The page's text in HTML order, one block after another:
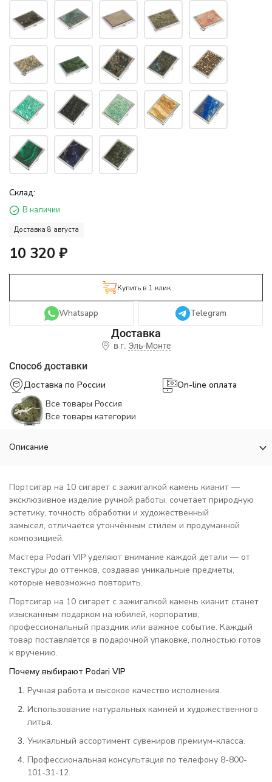
Склад:
В наличии
Доставка 8 августа
10 320 ₽
Купить в 1 клик
Whatsapp Telegram
в г. Эль-Монте
Способ доставки
Доставка по России
On-line оплата
Все товары Россия
Все товары категории
Описание
Портсигар на 10 сигарет с зажигалкой камень кианит —
эксклюзивное изделие ручной работы, сочетает природную
эстетику, точность обработки и художественный
замысел, отличается утончённым стилем и продуманной
композицией.
Мастера Podari VIP уделяют внимание каждой детали — от
текстуры до оттенков, создавая уникальные предметы,
которые невозможно повторить.
Портсигар на 10 сигарет с зажигалкой камень кианит станет
изысканным подарком на юбилей, корпоратив,
профессиональный праздник или важное событие. Каждый
товар поставляется в подарочной упаковке, полностью готов
к вручению.
Почему выбирают Podari VIP
Ручная работа и высокое качество исполнения.
Использование натуральных камней и художественного
литья.
Уникальный ассортимент сувениров премиум-класса.
Профессиональная консультация по телефону 8-800-
101-31-12.